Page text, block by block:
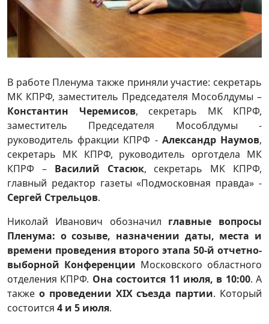
В работе Пленума также приняли участие: секретарь
МК КПРФ, заместитель Председателя Мособлдумы –
Константин Черемисов, секретарь МК КПРФ,
заместитель Председателя Мособлдумы -
руководитель фракции КПРФ - Александр Наумов,
секретарь МК КПРФ, руководитель орготдела МК
КПРФ – Василий Стасюк, секретарь МК КПРФ,
главный редактор газеты «Подмосковная правда» -
Сергей Стрельцов.
Николай Иванович обозначил главные вопросы
Пленума: о созыве, назначении даты, места и
времени проведения второго этапа 50-й отчетно-
выборной Конференции Московского областного
отделения КПРФ. Она состоится 11 июля, в 10:00. А
также о проведении XIX съезда партии. Который
состоится 4 и 5 июля.